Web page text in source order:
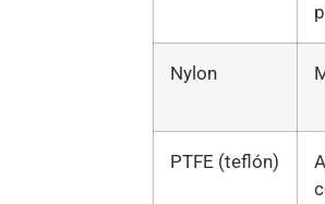
Nylon
PTFE (teflón)